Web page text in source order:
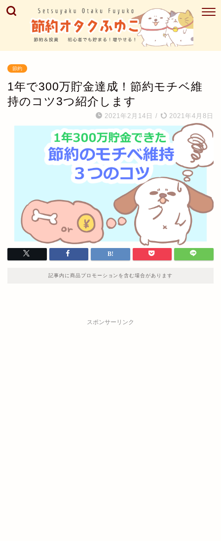
節約
1年で300万貯金達成！節約モチベ維
持のコツ3つ紹介します
2021年2月14日 / 2021年4月8日
記事内に商品プロモーションを含む場合があります
スポンサーリンク